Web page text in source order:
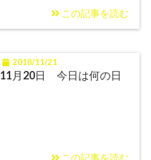
この記事を読む
2018/11/21
11月20日 今日は何の日
この記事を読む